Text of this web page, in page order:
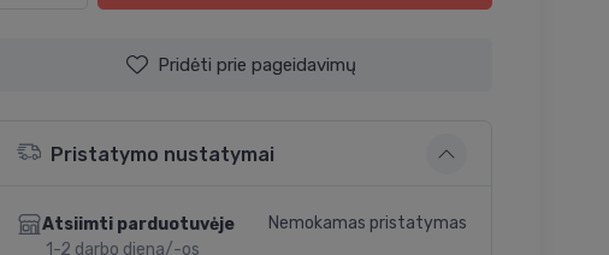
Pridėti prie pageidavimų
Pristatymo nustatymai
Atsiimti parduotuvėje
1-2 darbo diena/-os
Nemokamas pristatymas